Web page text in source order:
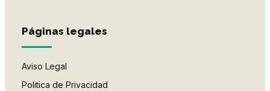
Páginas legales
Aviso Legal
Politica de Privacidad